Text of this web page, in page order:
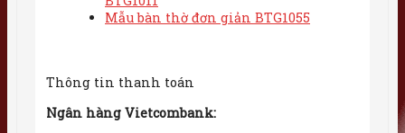
Mẫu bàn thờ đơn giản BTG1055
Thông tin thanh toán
Ngân hàng Vietcombank: